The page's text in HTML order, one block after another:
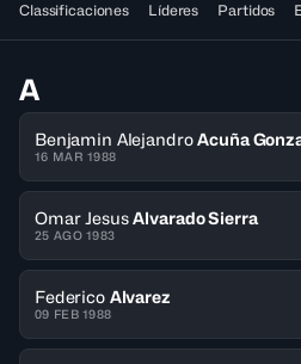
Classificaciones Líderes Partidos
A
Benjamin Alejandro Acuña
16 MAR 1988
Omar Jesus Alvarado Sierra
25 AGO 1983
Federico Alvarez
09 FEB 1988